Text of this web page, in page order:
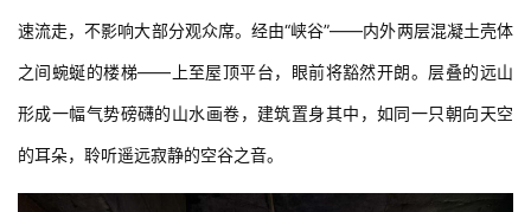
速流走，不影响大部分观众席。经由“峡谷”——内外两层混凝土壳体
之间蜿蜒的楼梯——上至屋顶平台，眼前将豁然开朗。层叠的远山
形成一幅气势磅礴的山水画卷，建筑置身其中，如同一只朝向天空
的耳朵，聆听遥远寂静的空谷之音。